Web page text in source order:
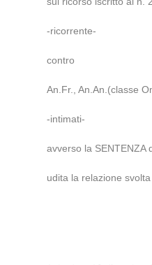
-ricorrente-
contro
An.Fr., An.An.(classe
-intimati-
avverso la SENTENZA
udita la relazione